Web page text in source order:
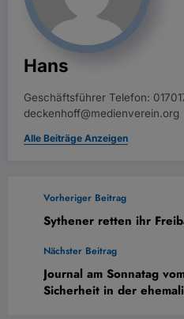
Hans
Geschäftsführer Telefon:
deckenhoff@medienverein.org
Alle Beiträge Anzeigen
Vorheriger Beitrag
Sythener retten ihr
Nächster Beitrag
Journal am Sonnatag
Sicherheit in der